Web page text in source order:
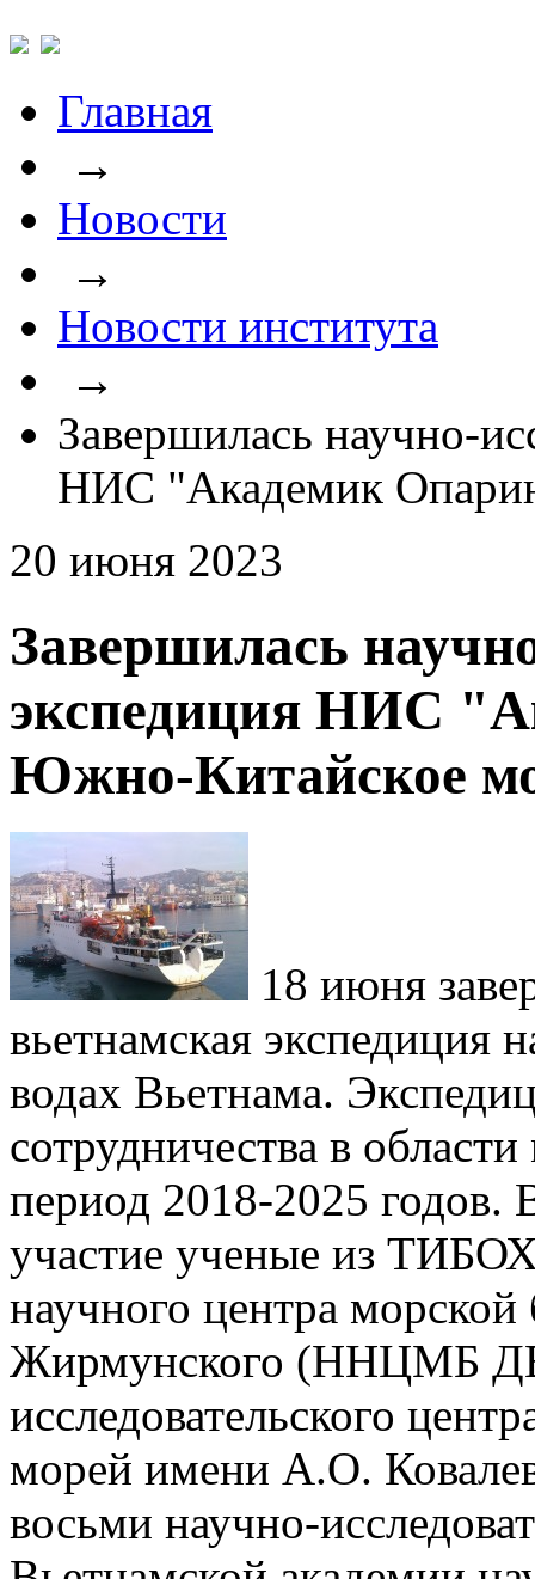
Главная
→
Новости
→
Новости института
→
Завершилась научно-
НИС "Академик
20 июня 2023
Завершилась
экспедиция НИС
Южно-Китайское
18 июня
вьетнамская
водах Вьетнама.
сотрудничества в
период 2018-2025 годов.
участие ученые из
научного центра
Жирмунского (ННЦМБ
исследовательского
морей имени А.О.
восьми научно-